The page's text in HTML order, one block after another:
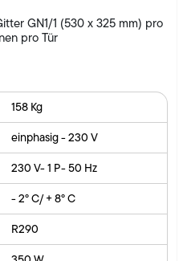
GN1/1 (530 x 325 mm) pro
pro Tür
158 Kg
einphasig - 230 V
230 V- 1 P- 50 Hz
- 2° C/ + 8° C
R290